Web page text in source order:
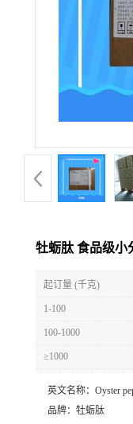
牡蛎肽 食品级小
起订量 (千克)
1-100
100-1000
≥1000
英文名称： Oyster
品牌： 牡蛎肽